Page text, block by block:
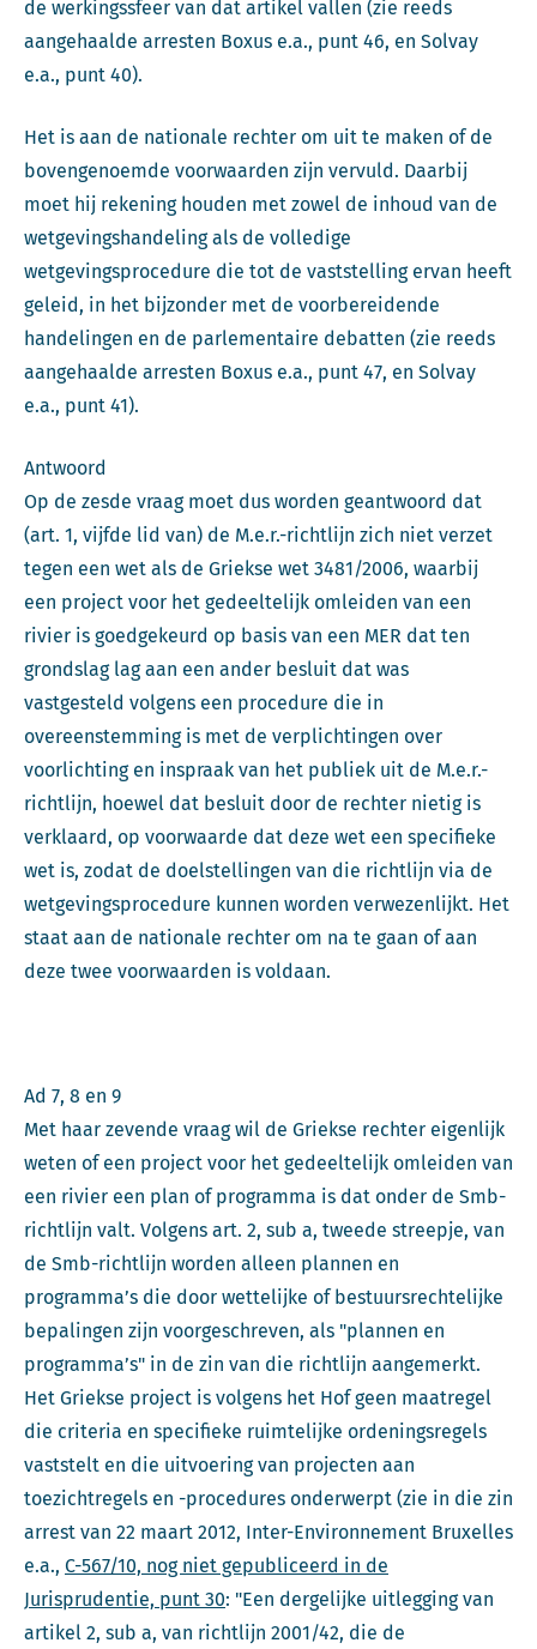
de werkingssfeer van dat artikel vallen (zie reeds
aangehaalde arresten Boxus e.a., punt 46, en Solvay
e.a., punt 40).
Het is aan de nationale rechter om uit te maken of de
bovengenoemde voorwaarden zijn vervuld. Daarbij
moet hij rekening houden met zowel de inhoud van de
wetgevingshandeling als de volledige
wetgevingsprocedure die tot de vaststelling ervan heeft
geleid, in het bijzonder met de voorbereidende
handelingen en de parlementaire debatten (zie reeds
aangehaalde arresten Boxus e.a., punt 47, en Solvay
e.a., punt 41).
Antwoord
Op de zesde vraag moet dus worden geantwoord dat
(art. 1, vijfde lid van) de M.e.r.-richtlijn zich niet verzet
tegen een wet als de Griekse wet 3481/2006, waarbij
een project voor het gedeeltelijk omleiden van een
rivier is goedgekeurd op basis van een MER dat ten
grondslag lag aan een ander besluit dat was
vastgesteld volgens een procedure die in
overeenstemming is met de verplichtingen over
voorlichting en inspraak van het publiek uit de M.e.r.-
richtlijn, hoewel dat besluit door de rechter nietig is
verklaard, op voorwaarde dat deze wet een specifieke
wet is, zodat de doelstellingen van die richtlijn via de
wetgevingsprocedure kunnen worden verwezenlijkt. Het
staat aan de nationale rechter om na te gaan of aan
deze twee voorwaarden is voldaan.
Ad 7, 8 en 9
Met haar zevende vraag wil de Griekse rechter eigenlijk
weten of een project voor het gedeeltelijk omleiden van
een rivier een plan of programma is dat onder de Smb-
richtlijn valt. Volgens art. 2, sub a, tweede streepje, van
de Smb-richtlijn worden alleen plannen en
programma’s die door wettelijke of bestuursrechtelijke
bepalingen zijn voorgeschreven, als "plannen en
programma’s" in de zin van die richtlijn aangemerkt.
Het Griekse project is volgens het Hof geen maatregel
die criteria en specifieke ruimtelijke ordeningsregels
vaststelt en die uitvoering van projecten aan
toezichtregels en -procedures onderwerpt (zie in die zin
arrest van 22 maart 2012, Inter-Environnement Bruxelles
e.a., C-567/10, nog niet gepubliceerd in de
Jurisprudentie, punt 30: "Een dergelijke uitlegging van
artikel 2, sub a, van richtlijn 2001/42, die de